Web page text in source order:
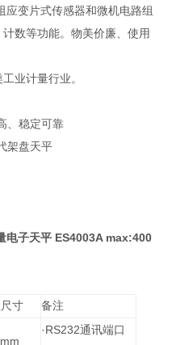
变片式传感器和微机电路组
数等功能。物美价廉、使用
业计量行业。
、稳定可靠
架盘天平
电子天平 ES4003A max:400
寸 备注
·RS232通讯端口